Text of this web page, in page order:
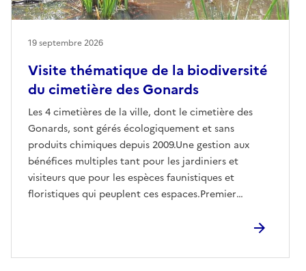
Visite thématique de la biodiversité
du cimetière des Gonards
Les 4 cimetières de la ville, dont le cimetière des
Gonards, sont gérés écologiquement et sans
produits chimiques depuis 2009.Une gestion aux
bénéfices multiples tant pour les jardiniers et
visiteurs que pour les espèces faunistiques et
floristiques qui peuplent ces espaces.Premier
Ville de Versailles vous invite à découvrir les espèces
européennes du patrimoine, les milieux dans
19 septembre 2026